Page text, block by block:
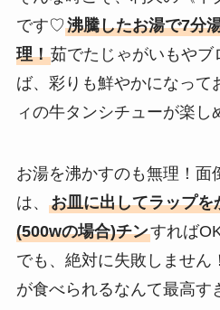
です♡沸騰したお湯で7分
理！茹でたじゃがいもやブ
ば、彩りも鮮やかになって
ィの牛タンシチューが楽し
お湯を沸かすのも無理！面
は、 お皿に出してラップ
(500wの場合)チンすれば
でも、絶対に失敗しません
が食べられるなんて最高す